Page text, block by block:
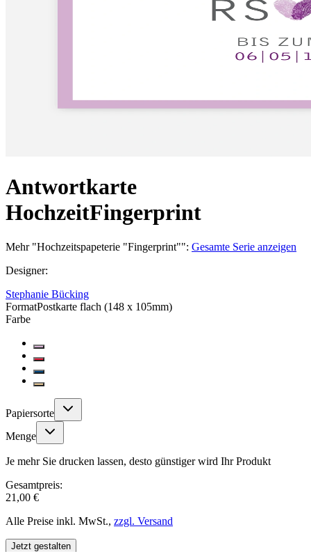
Antwortkarte
HochzeitFingerprint
Mehr"Hochzeitspapeterie "Fingerprint"": Gesamte Serie anzeigen
Designer:
Stephanie Bücking
FormatPostkarte flach (148 x 105mm)
Farbe
Papiersorte
Menge
Je mehr Sie drucken lassen, desto günstiger wird Ihr Produkt
Gesamtpreis:
21,00 €
Alle Preise inkl. MwSt., zzgl. Versand
Jetzt gestalten